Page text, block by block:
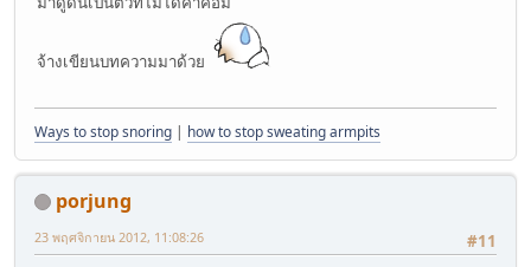
จ้างเขียนบทความมาด้วย
Ways to stop snoring | how to stop sweating armpits
porjung
#11
23 พฤศจิกายน 2012, 11:08:26